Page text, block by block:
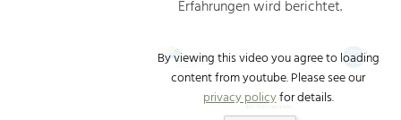
Erfahrungen wird berichtet.
By viewing this video you agree to loading
content from youtube. Please see our
privacy policyfor details.